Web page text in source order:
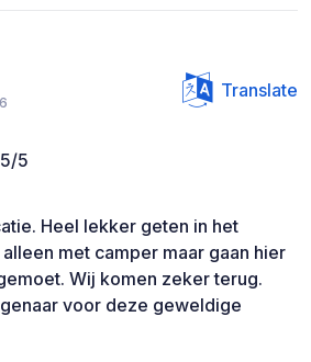
Translate
5/5
Heel lekker geten in het
met camper maar gaan hier
Wij komen zeker terug.
voor deze geweldige